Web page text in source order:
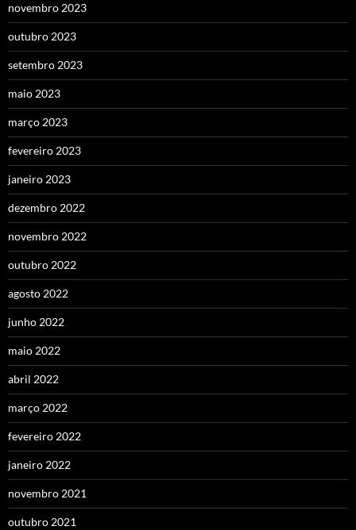
novembro 2023
outubro 2023
setembro 2023
maio 2023
março 2023
fevereiro 2023
janeiro 2023
dezembro 2022
novembro 2022
outubro 2022
agosto 2022
junho 2022
maio 2022
abril 2022
março 2022
fevereiro 2022
janeiro 2022
novembro 2021
outubro 2021